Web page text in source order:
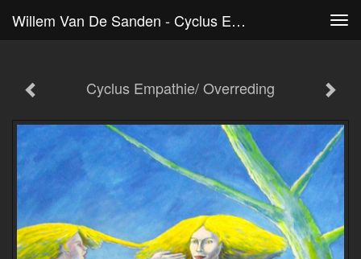
Willem Van De Sanden - Cyclus Empathie/ Overreding
Cyclus Empathie/ Overreding